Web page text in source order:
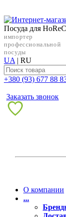
Посуда для
импортер
профессиональной
посуды
UA | RU
+38‎0 (93) 677 88
Заказать звонок
О компании
...